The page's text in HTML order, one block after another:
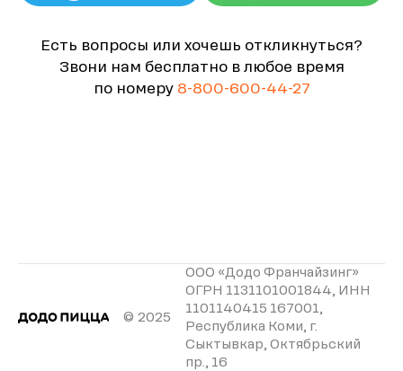
Есть вопросы или хочешь откликнуться?
Звони нам бесплатно в любое время
по номеру 8-800-600-44-27
© 2025
ООО «Додо Франчайзинг»
ОГРН 1131101001844, ИНН
1101140415 167001,
Республика Коми, г.
Сыктывкар, Октябрьский
пр., 16